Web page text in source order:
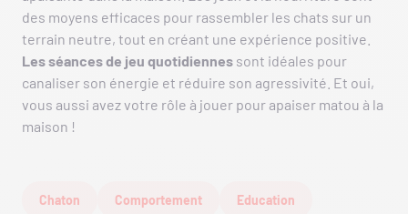
des moyens efficaces pour rassembler les chats sur un
terrain neutre, tout en créant une expérience positive.
Les séances de jeu quotidiennes sont idéales pour
canaliser son énergie et réduire son agressivité. Et oui,
vous aussi avez votre rôle à jouer pour apaiser matou à la
maison !
Chaton Comportement Education